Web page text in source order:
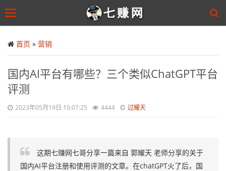
to
main
Toggle
首页 » 营销
国内AI平台有哪些？三个类似ChatGPT平台
评测
2023年05月19日 10:07:25 4444 过耀天
这期七赚网七哥分享一篇来自 郭耀天 老师分享的关于
国内AI平台注册和使用评测的文章。在chatGPT火了后，国